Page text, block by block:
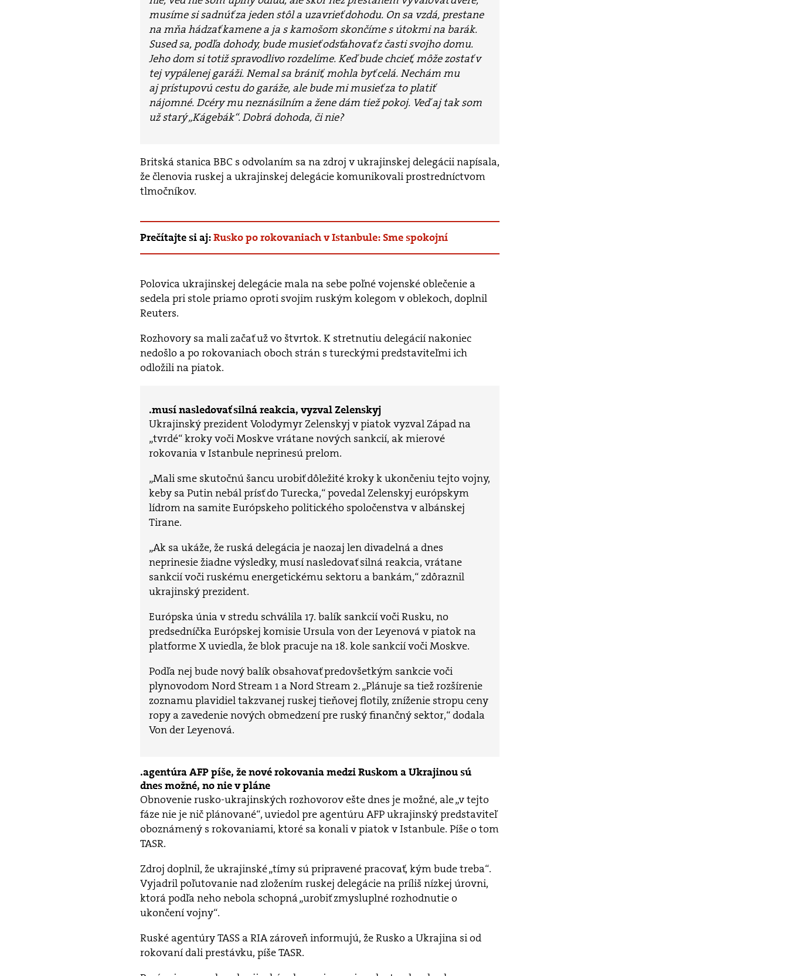
musíme si sadnúť za jeden stôl a uzavrieť dohodu. On sa vzdá, prestane
na mňa hádzať kamene a ja s kamošom skončíme s útokmi na barák.
Sused sa, podľa dohody, bude musieť odsťahovať z časti svojho domu.
Jeho dom si totiž spravodlivo rozdelíme. Keď bude chcieť, môže zostať v
tej vypálenej garáži. Nemal sa brániť, mohla byť celá. Nechám mu
aj prístupovú cestu do garáže, ale bude mi musieť za to platiť
nájomné. Dcéry mu neznásilním a žene dám tiež pokoj. Veď aj tak som
už starý „Kágebák“. Dobrá dohoda, či nie?
Britská stanica BBC s odvolaním sa na zdroj v ukrajinskej delegácii napísala,
že členovia ruskej a ukrajinskej delegácie komunikovali prostredníctvom
tlmočníkov.
Prečítajte si aj:Rusko po rokovaniach v Istanbule: Sme spokojní
Polovica ukrajinskej delegácie mala na sebe poľné vojenské oblečenie a
sedela pri stole priamo oproti svojim ruským kolegom v oblekoch, doplnil
Reuters.
Rozhovory sa mali začať už vo štvrtok. K stretnutiu delegácií nakoniec
nedošlo a po rokovaniach oboch strán s tureckými predstaviteľmi ich
odložili na piatok.
musí nasledovať silná reakcia, vyzval Zelenskyj
Ukrajinský prezident Volodymyr Zelenskyj v piatok vyzval Západ na
„tvrdé“ kroky voči Moskve vrátane nových sankcií, ak mierové
rokovania v Istanbule neprinesú prelom.
„Mali sme skutočnú šancu urobiť dôležité kroky k ukončeniu tejto vojny,
keby sa Putin nebál prísť do Turecka,“ povedal Zelenskyj európskym
lídrom na samite Európskeho politického spoločenstva v albánskej
Tirane.
„Ak sa ukáže, že ruská delegácia je naozaj len divadelná a dnes
neprinesie žiadne výsledky, musí nasledovať silná reakcia, vrátane
sankcií voči ruskému energetickému sektoru a bankám,“ zdôraznil
ukrajinský prezident.
Európska únia v stredu schválila 17. balík sankcií voči Rusku, no
predsedníčka Európskej komisie Ursula von der Leyenová v piatok na
platforme X uviedla, že blok pracuje na 18. kole sankcií voči Moskve.
Podľa nej bude nový balík obsahovať predovšetkým sankcie voči
plynovodom Nord Stream 1 a Nord Stream 2. „Plánuje sa tiež rozšírenie
zoznamu plavidiel takzvanej ruskej tieňovej flotily, zníženie stropu ceny
ropy a zavedenie nových obmedzení pre ruský finančný sektor,“ dodala
Von der Leyenová.
agentúra AFP píše, že nové rokovania medzi Ruskom a Ukrajinou sú
dnes možné, no nie v pláne
Obnovenie rusko-ukrajinských rozhovorov ešte dnes je možné, ale „v tejto
fáze nie je nič plánované“, uviedol pre agentúru AFP ukrajinský predstaviteľ
oboznámený s rokovaniami, ktoré sa konali v piatok v Istanbule. Píše o tom
TASR.
Zdroj doplnil, že ukrajinské „tímy sú pripravené pracovať, kým bude treba“.
Vyjadril poľutovanie nad zložením ruskej delegácie na príliš nízkej úrovni,
ktorá podľa neho nebola schopná „urobiť zmysluplné rozhodnutie o
ukončení vojny“.
Ruské agentúry TASS a RIA zároveň informujú, že Rusko a Ukrajina si od
rokovaní dali prestávku, píše TASR.